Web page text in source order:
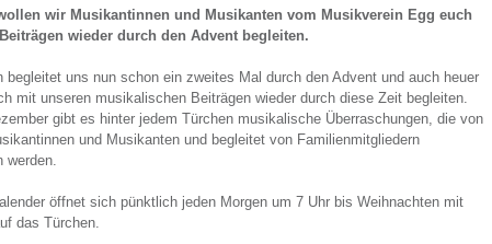
wir Musikantinnen und Musikanten vom Musikverein Egg euch
wieder durch den Advent begleiten.
begleitet uns nun schon ein zweites Mal durch den Advent und auch heuer
mit unseren musikalischen Beiträgen wieder durch diese Zeit begleiten.
gibt es hinter jedem Türchen musikalische Überraschungen, die von
und Musikanten und begleitet von Familienmitgliedern
werden.
öffnet sich pünktlich jeden Morgen um 7 Uhr bis Weihnachten mit
das Türchen.